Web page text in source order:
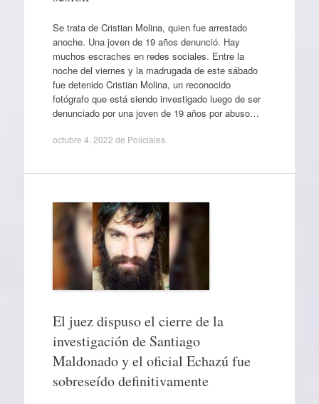
Se trata de Cristian Molina, quien fue arrestado
anoche. Una joven de 19 años denunció. Hay
muchos escraches en redes sociales. Entre la
noche del viernes y la madrugada de este sábado
fue detenido Cristian Molina, un reconocido
fotógrafo que está siendo investigado luego de ser
denunciado por una joven de 19 años por abuso…
octubre 4, 2022 de Policiales.
El juez dispuso el cierre de la
investigación de Santiago
Maldonado y el oficial Echazú fue
sobreseído definitivamente